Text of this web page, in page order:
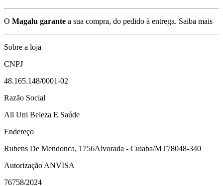
O Magalu garante a sua compra, do pedido à entrega. Saiba mais
Sobre a loja
CNPJ
48.165.148/0001-02
Razão Social
All Uni Beleza E Saúde
Endereço
Rubens De Mendonca, 1756Alvorada - Cuiaba/MT78048-340
Autorização ANVISA
76758/2024